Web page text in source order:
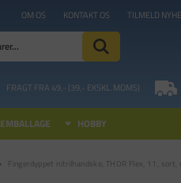
OM OS KONTAKT OS TILMELD
FRAGT FRA 49,- (39,- EKSKL. MOMS)
EMBALLAGE HOBBY
Fingerdyppet nitrilhandske, THOR Flex, 11,